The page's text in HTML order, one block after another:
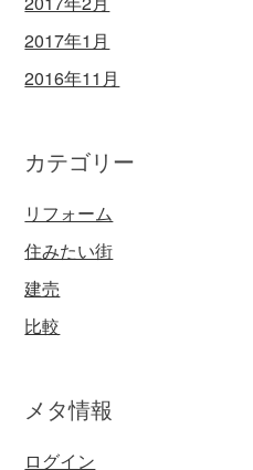
2017年1月
2016年11月
カテゴリー
リフォーム
住みたい街
建売
比較
メタ情報
ログイン